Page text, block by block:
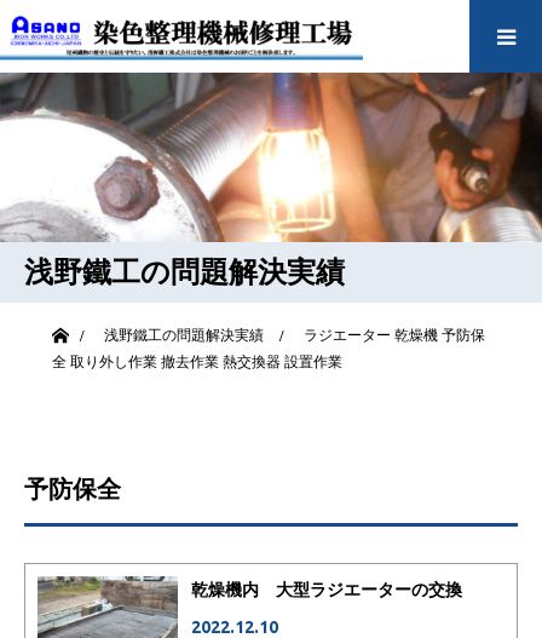
浅野鐵工の問題解決実績
ホーム浅野鐵工の問題解決実績 ラジエーター 乾燥機 予防保
全 取り外し作業 撤去作業 熱交換器 設置作業
予防保全
乾燥機内 大型ラジエーターの交換
2022.12.10